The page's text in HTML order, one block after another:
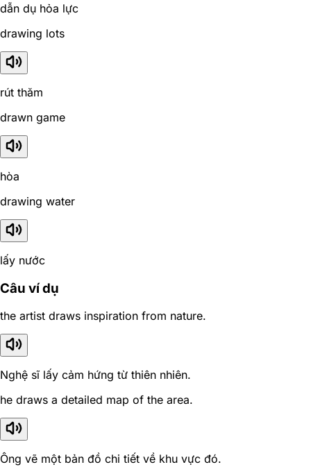
dẫn dụ hỏa lực
drawing lots
rút thăm
drawn game
hòa
drawing water
lấy nước
Câu ví dụ
the artist draws inspiration from nature.
Nghệ sĩ lấy cảm hứng từ thiên nhiên.
he draws a detailed map of the area.
Ông vẽ một bản đồ chi tiết về khu vực đó.